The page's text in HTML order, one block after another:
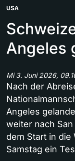
USA
Angeles
Mi 3. Juni 2026,
Nach der
Angeles
weiter nach
dem Start in die
Samstag ein